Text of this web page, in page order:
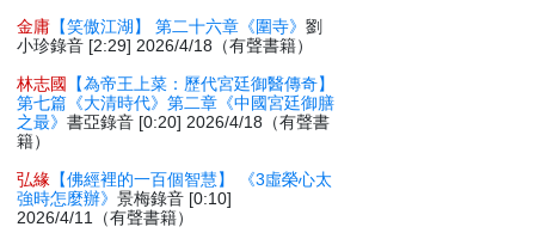
金庸 【笑傲江湖】 第二十六章《圍寺》劉
小珍錄音 [2:29] 2026/4/18（有聲書籍）
林志國
【為帝王上菜：歷代宮廷御醫傳奇】
第七篇《大清時代》第二章《中國宮廷御膳
之最》書亞錄音 [0:20] 2026/4/18（有聲書
籍）
弘緣 【佛經裡的一百個智慧】 《3虛榮心太
強時怎麼辦》景梅錄音 [0:10]
2026/4/11（有聲書籍）